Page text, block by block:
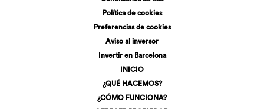
Política de cookies
Preferencias de cookies
Aviso al inversor
Invertir en Barcelona
INICIO
¿QUÉ HACEMOS?
¿CÓMO FUNCIONA?